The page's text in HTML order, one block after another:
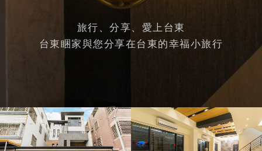
旅行、分享、愛上台東
台東睏家與您分享在台東的幸福小旅行